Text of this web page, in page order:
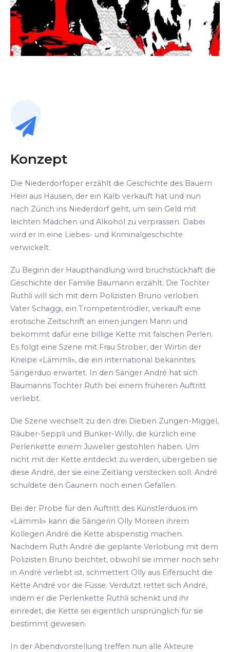
Konzept
Die Niederdorfoper erzählt die Geschichte des Bauern
Heiri aus Hausen, der ein Kalb verkauft hat und nun
nach Zürich ins Niederdorf geht, um sein Geld mit
leichten Mädchen und Alkohol zu verprassen. Dabei
wird er in eine Liebes- und Kriminalgeschichte
verwickelt.
Zu Beginn der Haupthandlung wird bruchstückhaft die
Geschichte der Familie Baumann erzählt. Die Tochter
Ruthli will sich mit dem Polizisten Bruno verloben.
Vater Schaggi, ein Trompetentrödler, verkauft eine
erotische Zeitschrift an einen jungen Mann und
bekommt dafür eine billige Kette mit falschen Perlen.
Es folgt eine Szene mit Frau Strober, der Wirtin der
Kneipe «Lämmli», die ein international bekanntes
Sängerduo erwartet. In den Sänger André hat sich
Baumanns Tochter Ruth bei einem früheren Auftritt
verliebt.
Die Szene wechselt zu den drei Dieben Zungen-Miggel,
Räuber-Seppli und Bunker-Willy, die kürzlich eine
Perlenkette einem Juwelier gestohlen haben. Um
nicht mit der Kette entdeckt zu werden, übergeben sie
diese André, der sie eine Zeitlang verstecken soll. André
schuldete den Gaunern noch einen Gefallen.
Bei der Probe für den Auftritt des Künstlerduos im
«Lämmli» kann die Sängerin Olly Moreen ihrem
Kollegen André die Kette abspenstig machen.
Nachdem Ruth André die geplante Verlobung mit dem
Polizisten Bruno beichtet, obwohl sie immer noch sehr
in André verliebt ist, schmettert Olly aus Eifersucht die
Kette André vor die Füsse. Verdutzt rettet sich André,
indem er die Perlenkette Ruthli schenkt und ihr
einredet, die Kette sei eigentlich ursprünglich für sie
bestimmt gewesen.
In der Abendvorstellung treffen nun alle Akteure